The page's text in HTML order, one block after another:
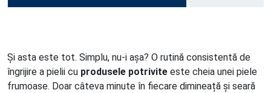
Și asta este tot. Simplu, nu-i așa? O rutină consistentă de
îngrijire a pielii cu produsele potrivite este cheia unei piele
frumoase. Doar câteva minute în fiecare dimineață și seară